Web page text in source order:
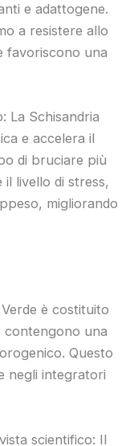
e adattogene.
a resistere allo
favoriscono una
La Schisandria
e accelera il
di bruciare più
livello di stress,
migliorando
è costituito
contengono una
Questo
negli integratori
scientifico: Il